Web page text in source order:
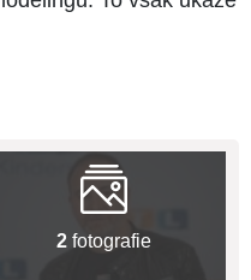
2 fotografie